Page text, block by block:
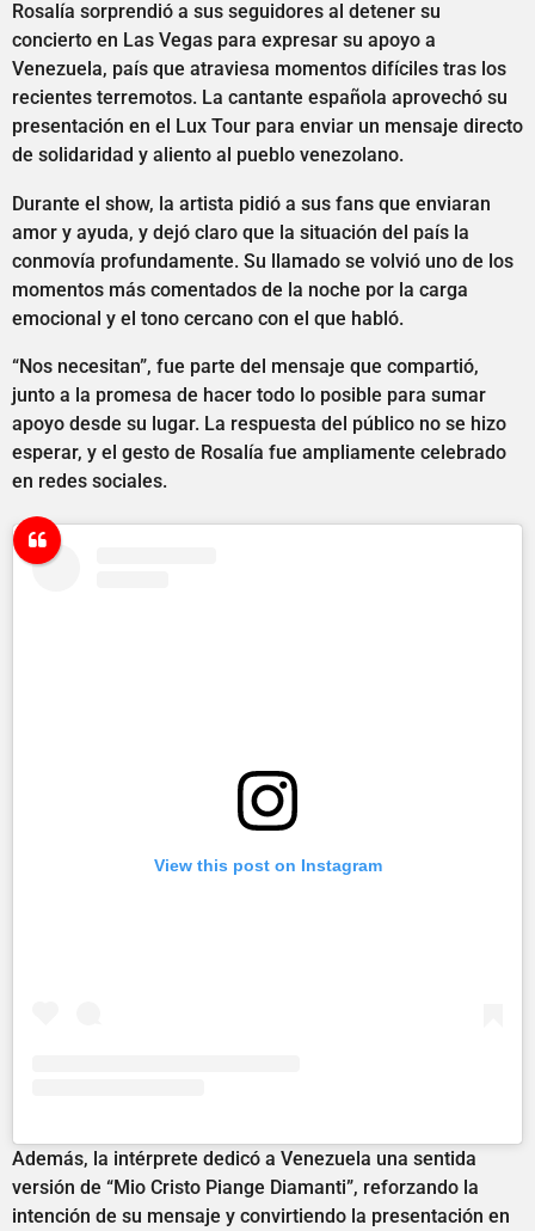
Rosalía sorprendió a sus seguidores al detener su
concierto en Las Vegas para expresar su apoyo a
Venezuela, país que atraviesa momentos difíciles tras los
recientes terremotos. La cantante española aprovechó su
presentación en el Lux Tour para enviar un mensaje directo
de solidaridad y aliento al pueblo venezolano.
Durante el show, la artista pidió a sus fans que enviaran
amor y ayuda, y dejó claro que la situación del país la
conmovía profundamente. Su llamado se volvió uno de los
momentos más comentados de la noche por la carga
emocional y el tono cercano con el que habló.
“Nos necesitan”, fue parte del mensaje que compartió,
junto a la promesa de hacer todo lo posible para sumar
apoyo desde su lugar. La respuesta del público no se hizo
esperar, y el gesto de Rosalía fue ampliamente celebrado
en redes sociales.
View this post on Instagram
Además, la intérprete dedicó a Venezuela una sentida
versión de “Mio Cristo Piange Diamanti”, reforzando la
intención de su mensaje y convirtiendo la presentación en